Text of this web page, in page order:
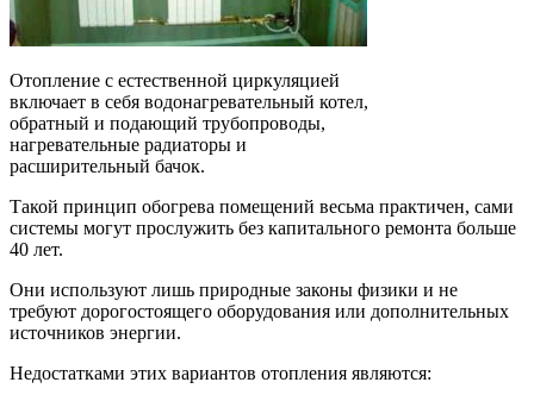
Отопление с естественной циркуляцией
включает в себя водонагревательный котел,
обратный и подающий трубопроводы,
нагревательные радиаторы и
расширительный бачок.
Такой принцип обогрева помещений весьма практичен, сами
системы могут прослужить без капитального ремонта больше
40 лет.
Они используют лишь природные законы физики и не
требуют дорогостоящего оборудования или дополнительных
источников энергии.
Недостатками этих вариантов отопления являются: